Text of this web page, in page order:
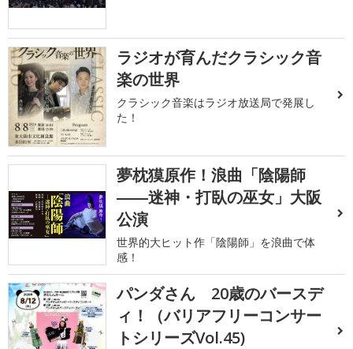
ラジオが育んだクラシック音
楽の世界
クラシック音楽はラジオ放送局で発展し
た！
夢枕獏原作！浪曲「陰陽師
――迷神・打臥の巫女」大阪
公演
世界的大ヒット作「陰陽師」を浪曲で体
感！
パンダさん 20歳のバースデ
ィ！（バリアフリーコンサー
トシリーズVol.45)